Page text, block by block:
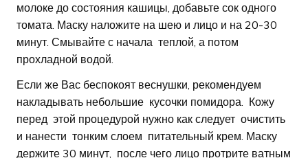
молоке до состояния кашицы, добавьте сок одного
томата. Маску наложите на шею и лицо и на 20-30
минут. Смывайте с начала теплой, а потом
прохладной водой.
Если же Вас беспокоят веснушки, рекомендуем
накладывать небольшие кусочки помидора. Кожу
перед этой процедурой нужно как следует очистить
и нанести тонким слоем питательный крем. Маску
держите 30 минут, после чего лицо протрите ватным